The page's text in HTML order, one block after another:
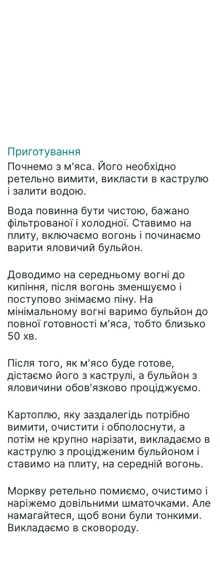
Приготування
Почнемо з м'яса. Його необхідно
ретельно вимити, викласти в каструлю
і залити водою.
Вода повинна бути чистою, бажано
фільтрованої і холодної. Ставимо на
плиту, включаємо вогонь і починаємо
варити яловичий бульйон.
Доводимо на середньому вогні до
кипіння, після вогонь зменшуємо і
поступово знімаємо піну. На
мінімальному вогні варимо бульйон до
повної готовності м'яса, тобто близько
50 хв.
Після того, як м'ясо буде готове,
дістаємо його з каструлі, а бульйон з
яловичини обов'язково проціджуємо.
Картоплю, яку заздалегідь потрібно
вимити, очистити і обполоснути, а
потім не крупно нарізати, викладаємо в
каструлю з процідженим бульйоном і
ставимо на плиту, на середній вогонь.
Моркву ретельно помиємо, очистимо і
наріжемо довільними шматочками. Але
намагайтеся, щоб вони були тонкими.
Викладаємо в сковороду.